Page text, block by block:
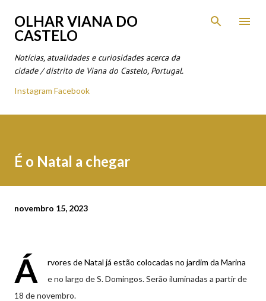
Avançar para o conteúdo principal
OLHAR VIANA DO
CASTELO
Notícias, atualidades e curiosidades acerca da
cidade / distrito de Viana do Castelo, Portugal.
Instagram Facebook
É o Natal a chegar
novembro 15, 2023
Á
rvores de Natal já estão colocadas no jardim da Marina
e no largo de S. Domingos. Serão iluminadas a partir de
18 de novembro.